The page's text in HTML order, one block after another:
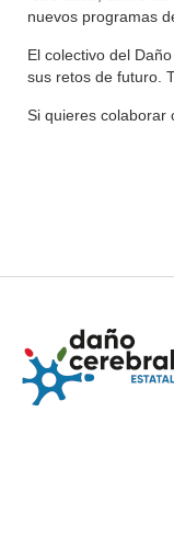
nuevos programas
El colectivo del
sus retos de futuro.
Si quieres colaborar